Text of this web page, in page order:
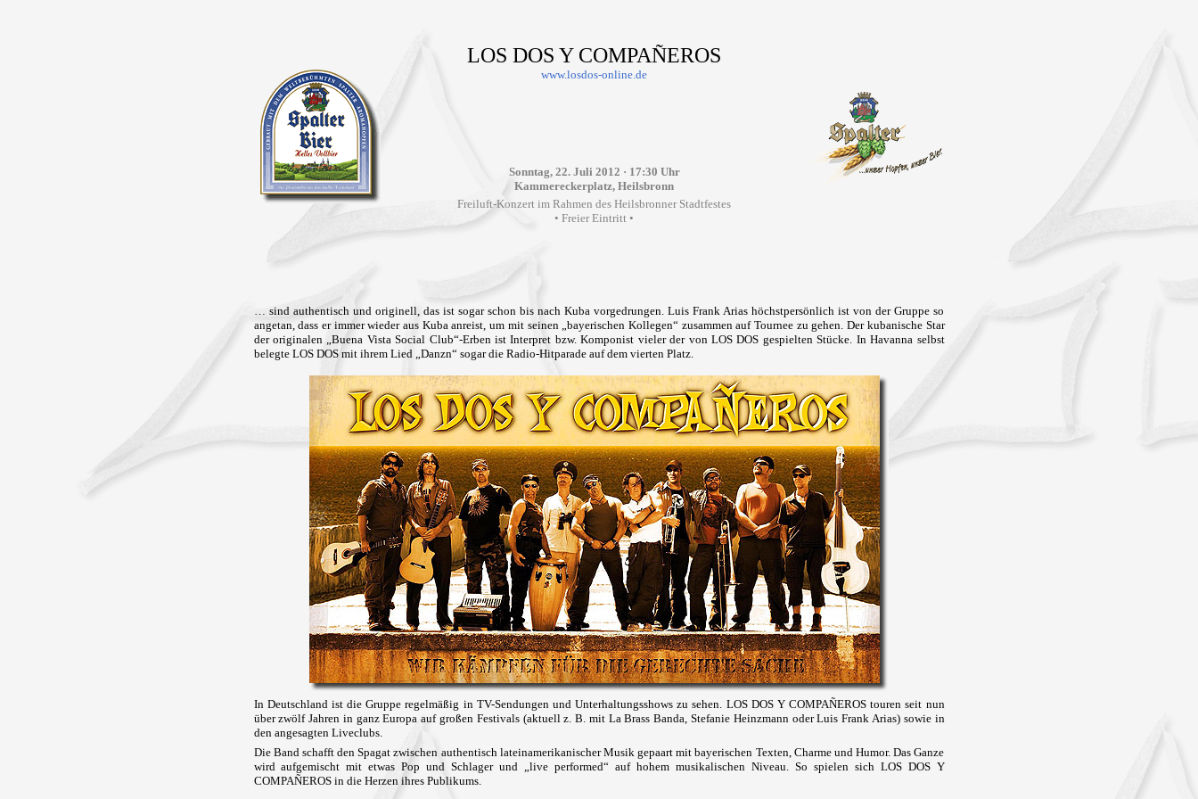
LOS DOS Y COMPAÑEROS
www.losdos-online.de
Sonntag, 22. Juli 2012 · 17:30 Uhr
Kammereckerplatz, Heilsbronn
Freiluft-Konzert im Rahmen des Heilsbronner Stadtfestes
• Freier Eintritt •
… sind authentisch und originell, das ist sogar schon bis nach Kuba vorgedrungen. Luis Frank Arias höchstpersönlich ist von der Gruppe so
angetan, dass er immer wieder aus Kuba anreist, um mit seinen „bayerischen Kollegen“ zusammen auf Tournee zu gehen. Der kubanische Star
der originalen „Buena Vista Social Club“-Erben ist Interpret bzw. Komponist vieler der von LOS DOS gespielten Stücke. In Havanna selbst
belegte LOS DOS mit ihrem Lied „Danzn“ sogar die Radio-Hitparade auf dem vierten Platz.
In Deutschland ist die Gruppe regelmäßig in TV-Sendungen und Unterhaltungsshows zu sehen. LOS DOS Y COMPAÑEROS touren seit nun
über zwölf Jahren in ganz Europa auf großen Festivals (aktuell z. B. mit La Brass Banda, Stefanie Heinzmann oder Luis Frank Arias) sowie in
den angesagten Liveclubs.
Die Band schafft den Spagat zwischen authentisch lateinamerikanischer Musik gepaart mit bayerischen Texten, Charme und Humor. Das Ganze
wird aufgemischt mit etwas Pop und Schlager und „live performed“ auf hohem musikalischen Niveau. So spielen sich LOS DOS Y
COMPAÑEROS in die Herzen ihres Publikums.